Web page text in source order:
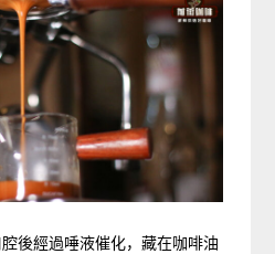
後經過唾液催化，藏在咖啡油